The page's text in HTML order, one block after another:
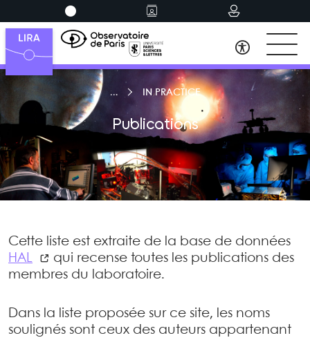
IN PRACTICE
Publications
Cette liste est extraite de la base de données
HAL
qui recense toutes les publications des
membres du laboratoire.
Dans la liste proposée sur ce site, les noms
soulignés sont ceux des auteurs appartenant